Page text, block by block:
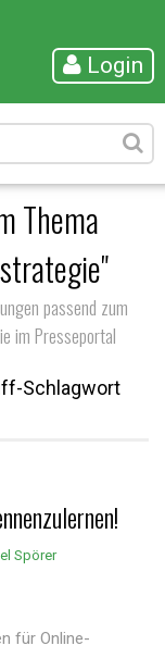
Login
Thema
passend zum
im Presseportal
Schlagwort
Spörer
für Online-